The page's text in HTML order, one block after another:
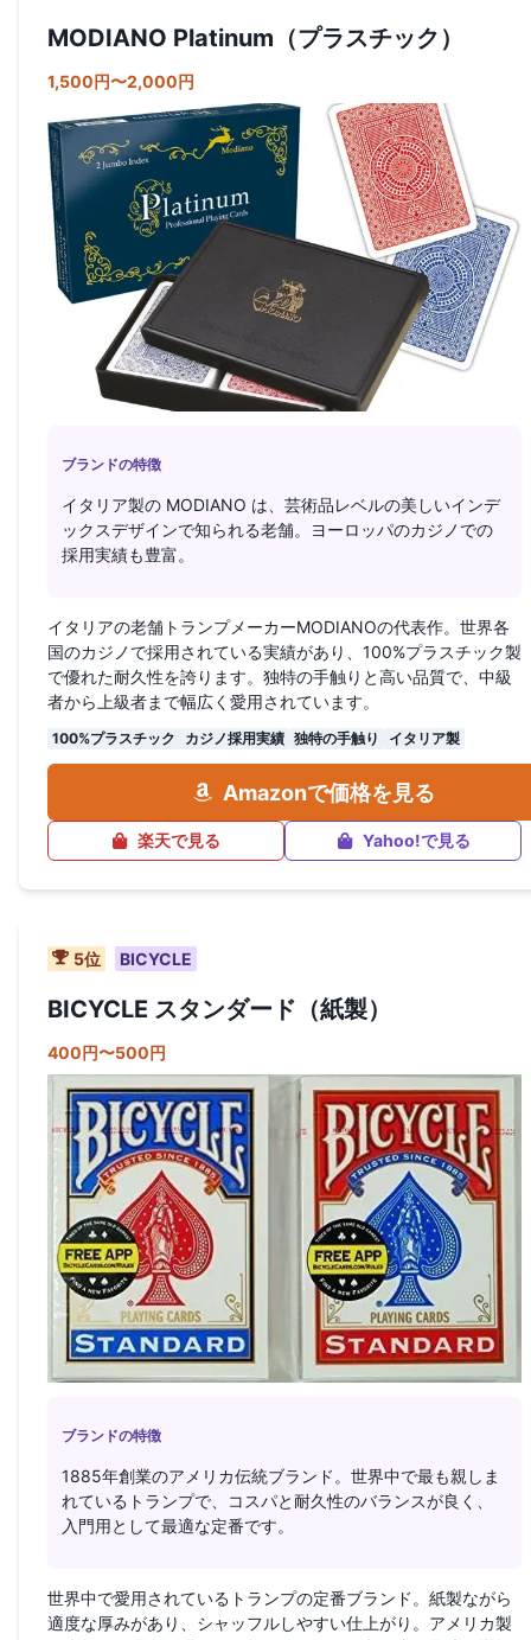
MODIANO Platinum（プラスチック）
1,500円〜2,000円
ブランドの特徴
イタリア製の MODIANO は、芸術品レベルの美しいインデ
ックスデザインで知られる老舗。ヨーロッパのカジノでの
採用実績も豊富。
イタリアの老舗トランプメーカーMODIANOの代表作。世界各
国のカジノで採用されている実績があり、100%プラスチック製
で優れた耐久性を誇ります。独特の手触りと高い品質で、中級
者から上級者まで幅広く愛用されています。
100%プラスチック カジノ採用実績 独特の手触り イタリア製
Amazonで価格を見る
楽天で見る Yahoo!で見る
5位 BICYCLE
BICYCLE スタンダード（紙製）
400円〜500円
ブランドの特徴
1885年創業のアメリカ伝統ブランド。世界中で最も親しま
れているトランプで、コスパと耐久性のバランスが良く、
入門用として最適な定番です。
世界中で愛用されているトランプの定番ブランド。紙製ながら
適度な厚みがあり、シャッフルしやすい仕上がり。アメリカ製